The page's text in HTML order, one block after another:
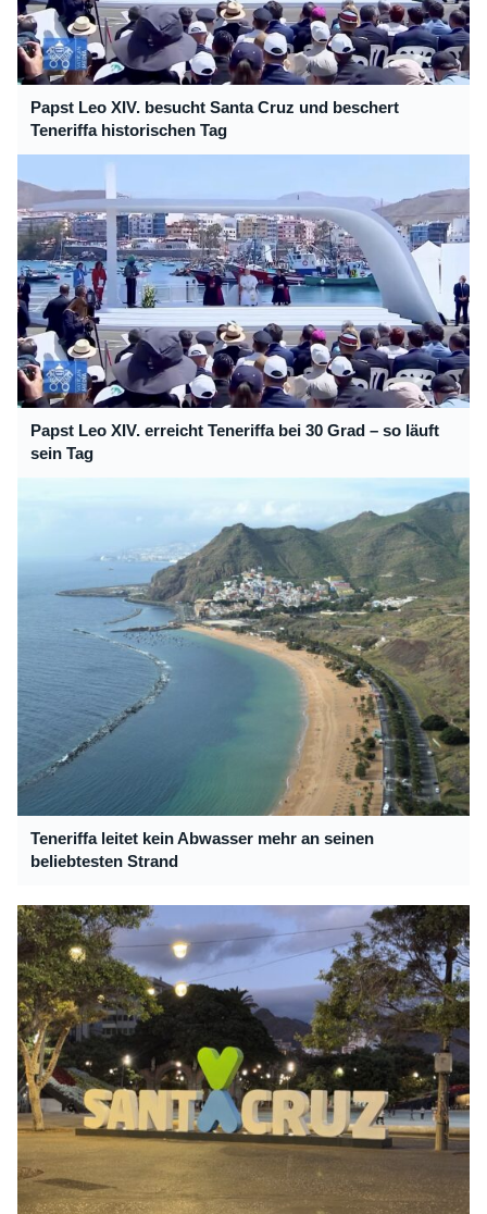
Papst Leo XIV. besucht Santa Cruz und beschert
Teneriffa historischen Tag
Papst Leo XIV. erreicht Teneriffa bei 30 Grad – so läuft
sein Tag
Teneriffa leitet kein Abwasser mehr an seinen
beliebtesten Strand